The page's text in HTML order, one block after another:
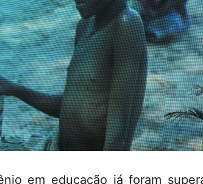
em educação já foram